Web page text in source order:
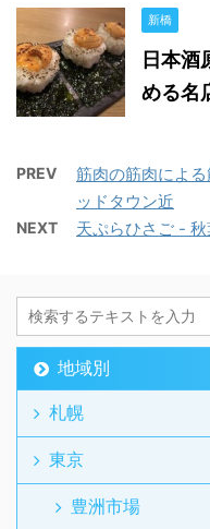
新橋
日本酒
める名
PREV
筋肉の筋肉によ
ッドタウン近
NEXT 天ぷらひさご -
地域別
札幌
東京
豊洲市場